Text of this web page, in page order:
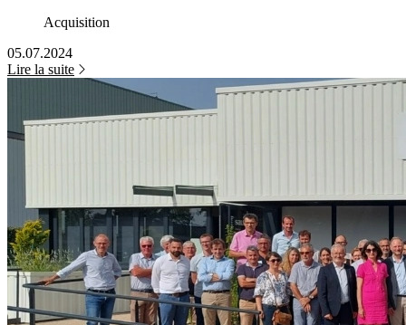
Acquisition
05.07.2024
Lire la suite